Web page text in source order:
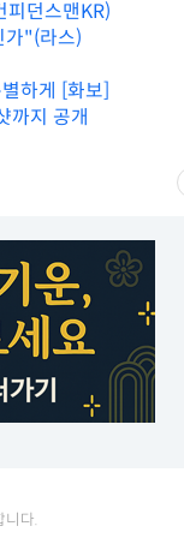
던스맨KR)
가"(라스)
하게 [화보]
까지 공개
니다.